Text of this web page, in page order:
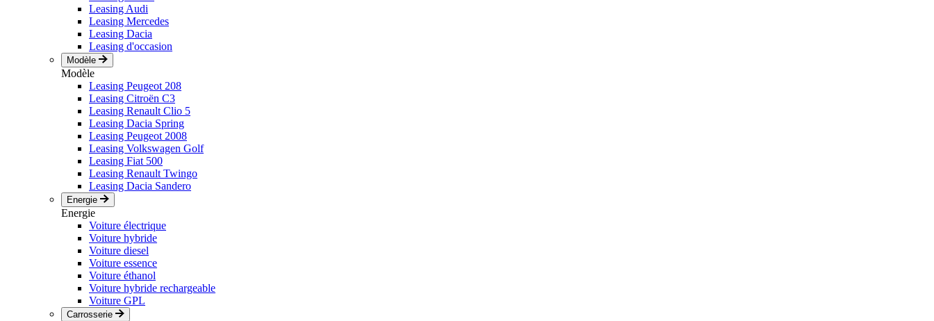
Leasing Audi
Leasing Mercedes
Leasing Dacia
Leasing d'occasion
Modèle
Modèle
Leasing Peugeot 208
Leasing Citroën C3
Leasing Renault Clio 5
Leasing Dacia Spring
Leasing Peugeot 2008
Leasing Volkswagen Golf
Leasing Fiat 500
Leasing Renault Twingo
Leasing Dacia Sandero
Energie
Energie
Voiture électrique
Voiture hybride
Voiture diesel
Voiture essence
Voiture éthanol
Voiture hybride rechargeable
Voiture GPL
Carrosserie